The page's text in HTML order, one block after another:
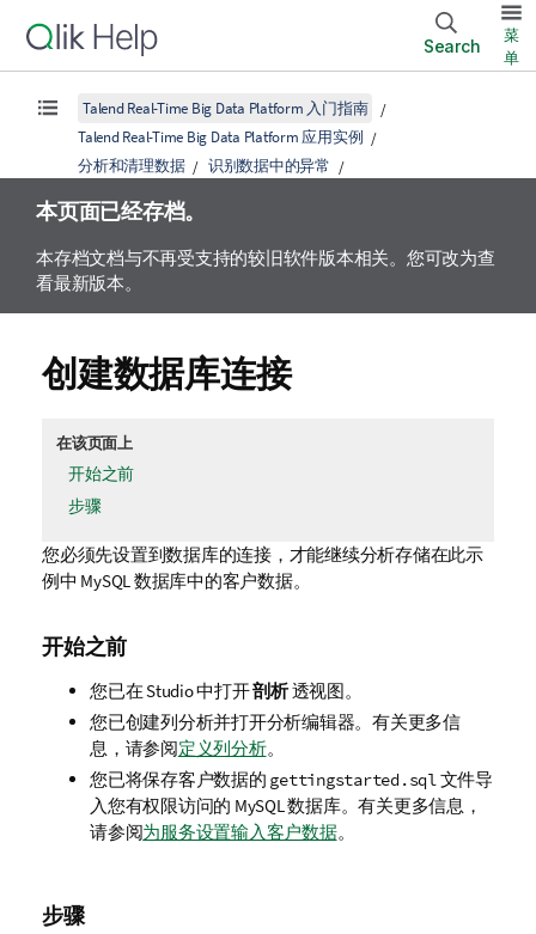
Search
菜
单
Talend Real-Time Big Data Platform 入门指南
Talend Real-Time Big Data Platform 应用实例
分析和清理数据
识别数据中的异常
本页面已经存档。
本存档文档与不再受支持的较旧软件版本相关。您可改为查
看最新版本。
创建数据库连接
在该页面上
开始之前
步骤
您必须先设置到数据库的连接，才能继续分析存储在此示
例中 MySQL 数据库中的客户数据。
开始之前
您已在 Studio 中打开剖析透视图。
您已创建列分析并打开分析编辑器。有关更多信
息，请参阅定义列分析。
您已将保存客户数据的 gettingstarted.sql文件导
入您有权限访问的 MySQL 数据库。有关更多信息，
请参阅为服务设置输入客户数据。
步骤